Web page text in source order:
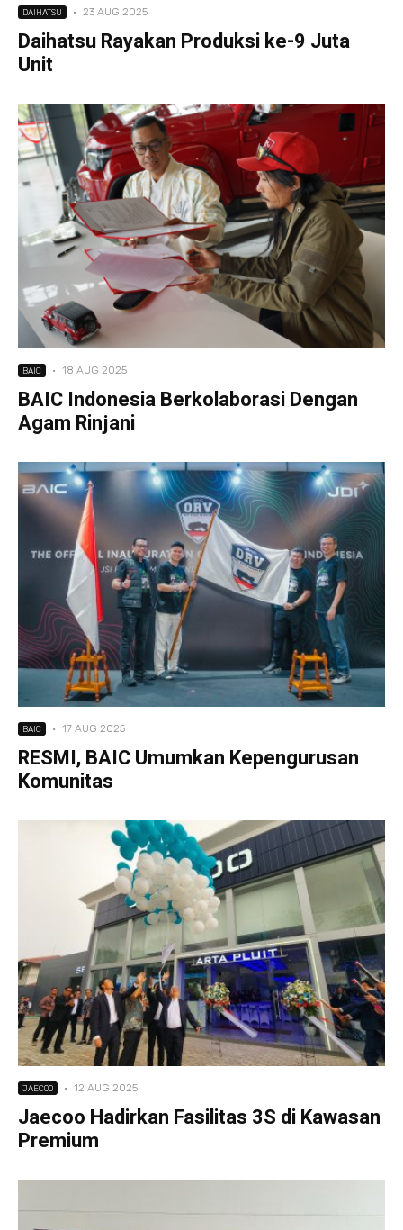
DAIHATSU · 23 AUG 2025
Daihatsu Rayakan Produksi ke-9 Juta
Unit
BAIC · 18 AUG 2025
BAIC Indonesia Berkolaborasi Dengan
Agam Rinjani
BAIC · 17 AUG 2025
RESMI, BAIC Umumkan Kepengurusan
Komunitas
JAECOO · 12 AUG 2025
Jaecoo Hadirkan Fasilitas 3S di Kawasan
Premium